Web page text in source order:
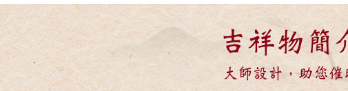
吉祥物簡
大師設計，助您